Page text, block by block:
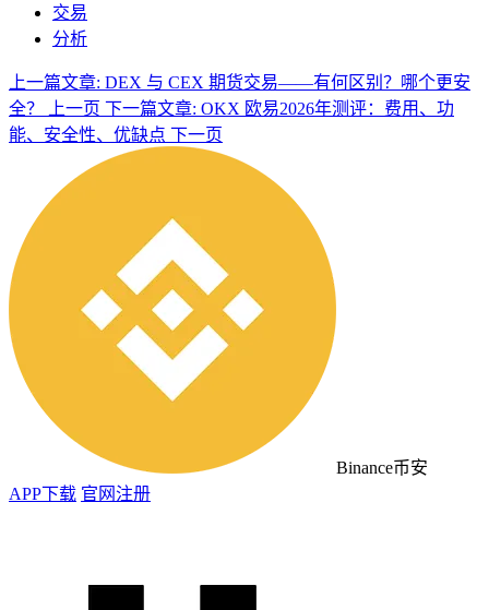
交易
分析
上一篇文章: DEX 与 CEX 期货交易——有何区别？哪个更安
全？
上一页 下一篇文章: OKX 欧易2026年测评：费用、功
能、安全性、优缺点 下一页
Binance币安
APP下载 官网注册